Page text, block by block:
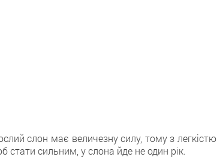
слон має величезну силу, тому з легкістю
стати сильним, у слона йде не один рік.